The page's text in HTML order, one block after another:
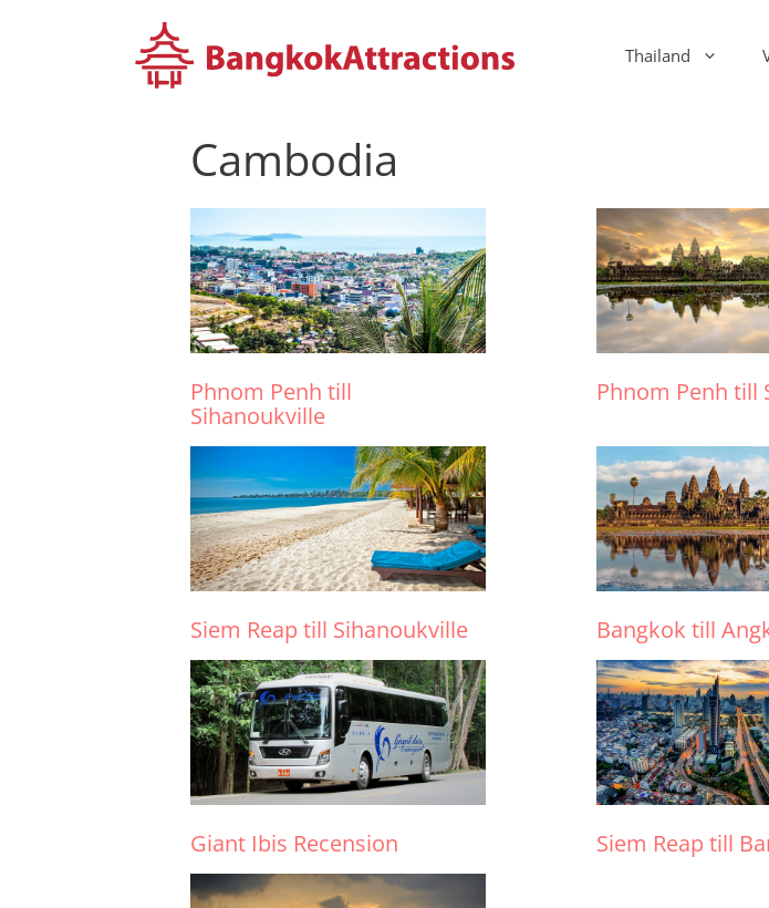
Thailand
Cambodia
Phnom Penh till
Sihanoukville
Phnom Penh till
Siem Reap till Sihanoukville Bangkok till
Giant Ibis Recension Siem Reap till